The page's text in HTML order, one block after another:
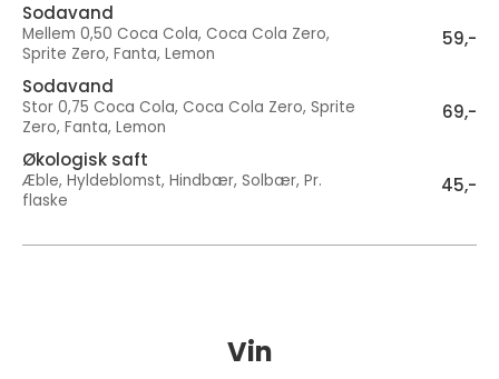
Sodavand
Mellem 0,50 Coca Cola, Coca Cola Zero,
Sprite Zero, Fanta, Lemon
59,-
Sodavand
Stor 0,75 Coca Cola, Coca Cola Zero, Sprite
Zero, Fanta, Lemon
69,-
Økologisk saft
Æble, Hyldeblomst, Hindbær, Solbær, Pr.
flaske
45,-
Vin